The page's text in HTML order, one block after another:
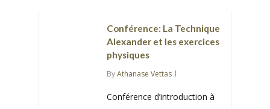
Conférence: La Technique
Alexander et les exercices
physiques
ByAthanase Vettas
Conférence d’introduction à